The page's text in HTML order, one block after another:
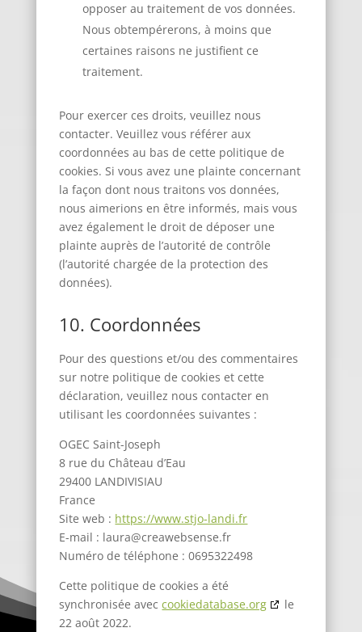
opposer au traitement de vos données.
Nous obtempérerons, à moins que
certaines raisons ne justifient ce
traitement.
Pour exercer ces droits, veuillez nous
contacter. Veuillez vous référer aux
coordonnées au bas de cette politique de
cookies. Si vous avez une plainte concernant
la façon dont nous traitons vos données,
nous aimerions en être informés, mais vous
avez également le droit de déposer une
plainte auprès de l’autorité de contrôle
(l’autorité chargée de la protection des
données).
10. Coordonnées
Pour des questions et/ou des commentaires
sur notre politique de cookies et cette
déclaration, veuillez nous contacter en
utilisant les coordonnées suivantes :
OGEC Saint-Joseph
8 rue du Château d’Eau
29400 LANDIVISIAU
France
Site web : https://www.stjo-landi.fr
E-mail : laura@creawebsense.fr
Numéro de téléphone : 0695322498
Cette politique de cookies a été
synchronisée aveccookiedatabase.org
le
22 août 2022.